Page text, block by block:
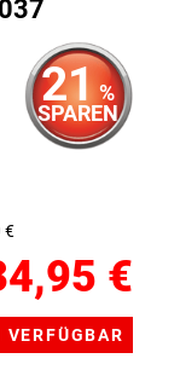
21 %
SPAREN
€
€